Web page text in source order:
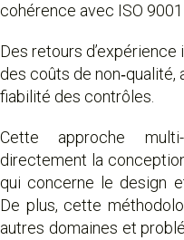
cohérence avec ISO
Des retours
des coûts de
fiabilité des contrôles.
Cette approche
directement la
qui concerne le design
De plus, cette
autres domaines et